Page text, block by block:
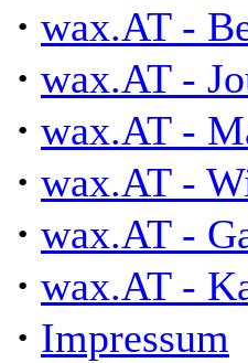
· wax.AT -
· wax.AT -
· wax.AT -
· wax.AT -
· wax.AT -
· wax.AT -
· Impressum